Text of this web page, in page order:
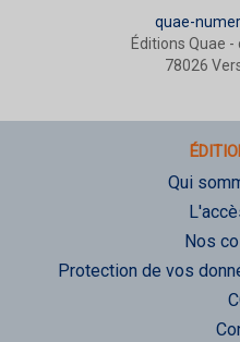
quae-
Éditions Quae -
78026
Qui
Nos
Protection de vos